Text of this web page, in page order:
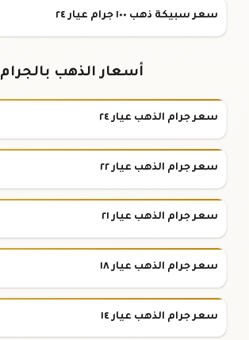
سعر سبيكة ذهب ١٠٠ جرام عيار ٢٤
أسعار الذهب بالجرام
سعر جرام الذهب عيار ٢٤
سعر جرام الذهب عيار ٢٢
سعر جرام الذهب عيار ٢١
سعر جرام الذهب عيار ١٨
سعر جرام الذهب عيار ١٤